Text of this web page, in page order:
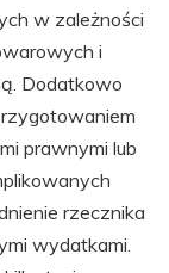
w zależności
i
Dodatkowo
prawnymi lub
rzecznika
wydatkami.